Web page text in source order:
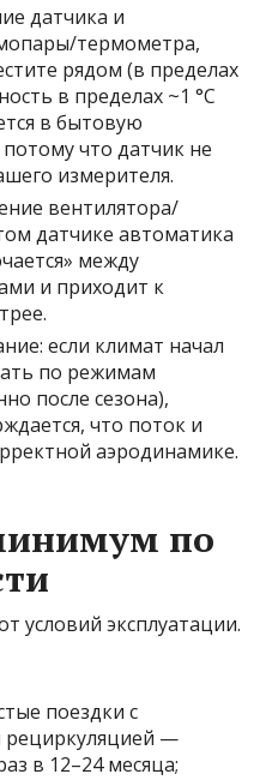
датчика и
термометра,
рядом (в пределах
в пределах ~1 °C
в бытовую
что датчик не
измерителя.
вентилятора/
датчике автоматика
между
и приходит к
если климат начал
по режимам
после сезона),
что поток и
аэродинамике.
по
условий эксплуатации.
поездки с
—
в 12–24 месяца;